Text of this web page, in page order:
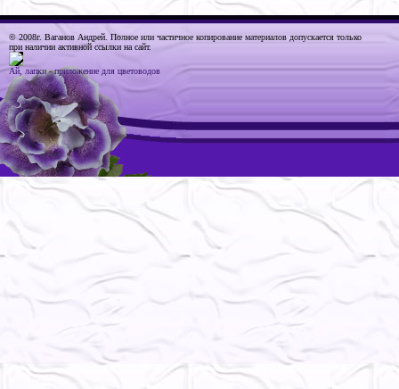
© 2008г. Ваганов Андрей . Полное или частичное копирование материалов допускается только
при наличии активной ссылки на сайт.
Ай, лапки - приложение для цветоводов